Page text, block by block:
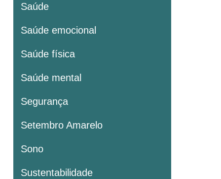
Saúde
Saúde emocional
Saúde física
Saúde mental
Segurança
Setembro Amarelo
Sono
Sustentabilidade